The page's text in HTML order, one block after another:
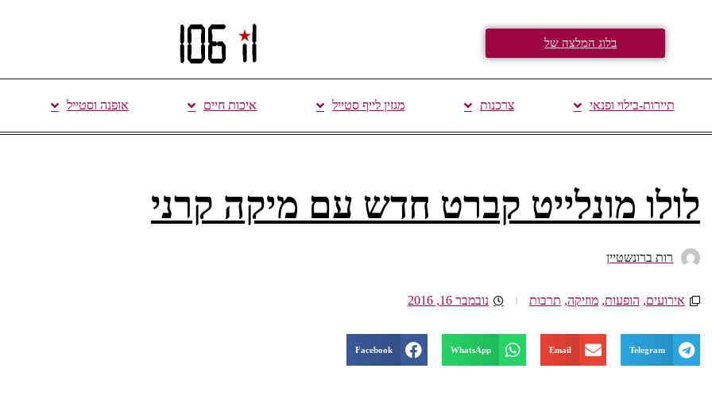
בלוג המלצה של
תיירות-בילוי ופנאי צרכנות מגזין לייף סטייל איכות חיים אופנה וסטייל
לולו מונלייט קברט חדש עם מיקה קרני
רות ברונשטיין
אירועים, הופעות, מוזיקה, תרבות נובמבר 16, 2016
Telegram
Email
WhatsApp
Facebook